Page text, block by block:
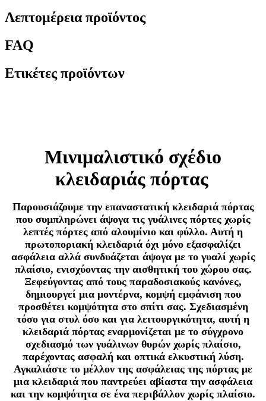
Λεπτομέρεια προϊόντος
FAQ
Ετικέτες προϊόντων
Μινιμαλιστικό σχέδιο
κλειδαριάς πόρτας
Παρουσιάζουμε την επαναστατική κλειδαριά πόρτας
που συμπληρώνει άψογα τις γυάλινες πόρτες χωρίς
λεπτές πόρτες από αλουμίνιο και φύλλο. Αυτή η
πρωτοποριακή κλειδαριά όχι μόνο εξασφαλίζει
ασφάλεια αλλά συνδυάζεται άψογα με το γυαλί χωρίς
πλαίσιο, ενισχύοντας την αισθητική του χώρου σας.
Ξεφεύγοντας από τους παραδοσιακούς κανόνες,
δημιουργεί μια μοντέρνα, κομψή εμφάνιση που
προσθέτει κομψότητα στο σπίτι σας. Σχεδιασμένη
τόσο για στυλ όσο και για λειτουργικότητα, αυτή η
κλειδαριά πόρτας εναρμονίζεται με το σύγχρονο
σχεδιασμό των γυάλινων θυρών χωρίς πλαίσιο,
παρέχοντας ασφαλή και οπτικά ελκυστική λύση.
Αγκαλιάστε το μέλλον της ασφάλειας της πόρτας με
μια κλειδαριά που παντρεύει αβίαστα την ασφάλεια
και την κομψότητα σε ένα περιβάλλον χωρίς πλαίσιο.